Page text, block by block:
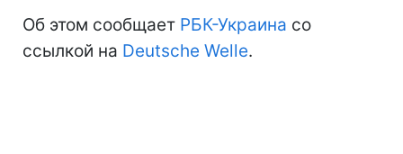
Об этом сообщает РБК-Украина со
ссылкой на Deutsche Welle.